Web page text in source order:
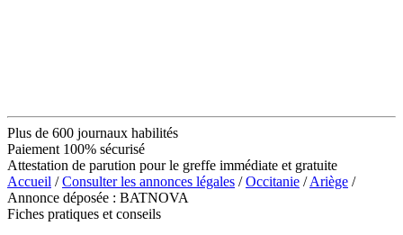
Plus de 600 journaux habilités
Paiement 100% sécurisé
Attestation de parution pour le greffe immédiate et gratuite
Accueil /Consulter les annonces légales /Occitanie /Ariège /
Annonce déposée : BATNOVA
Fiches pratiques et conseils